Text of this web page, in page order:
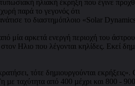
το διαστημόπλοιο «Solar
μία αρκετά ενεργή περιοχή του
Ηλιο που λέγονται κηλίδες. Εκεί
τότε δηµιουργούνται εκρήξεις».
µε ταχύτητα από 400 µέχρι και 800 -